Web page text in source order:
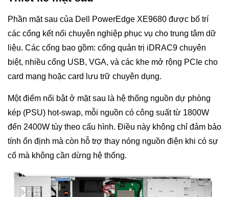
Phần mặt sau của Dell PowerEdge XE9680 được bố trí
các cổng kết nối chuyên nghiệp phục vụ cho trung tâm dữ
liệu. Các cổng bao gồm: cổng quản trị iDRAC9 chuyên
biệt, nhiều cổng USB, VGA, và các khe mở rộng PCIe cho
card mạng hoặc card lưu trữ chuyên dụng.
Một điểm nổi bật ở mặt sau là hệ thống nguồn dự phòng
kép (PSU) hot-swap, mỗi nguồn có công suất từ 1800W
đến 2400W tùy theo cấu hình. Điều này không chỉ đảm bảo
tính ổn định mà còn hỗ trợ thay nóng nguồn điện khi có sự
cố mà không cần dừng hệ thống.